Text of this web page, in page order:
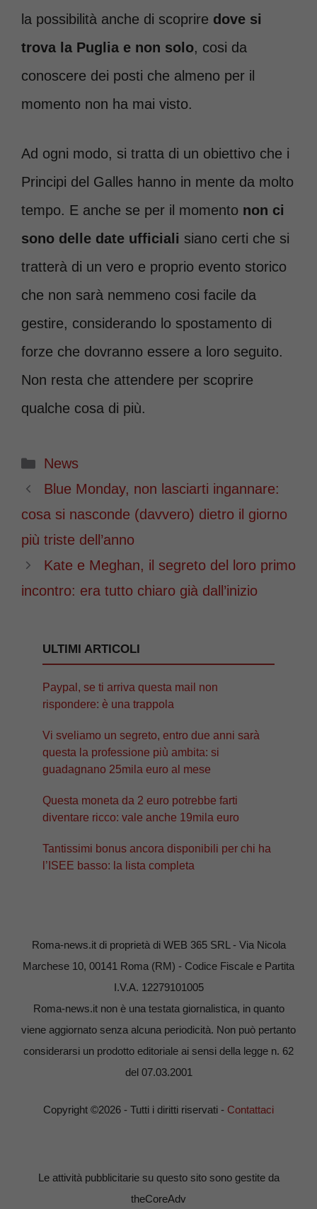
la possibilità anche di scoprire dove si
trova la Puglia e non solo, cosi da
conoscere dei posti che almeno per il
momento non ha mai visto.
Ad ogni modo, si tratta di un obiettivo che i
Principi del Galles hanno in mente da molto
tempo. E anche se per il momento non ci
sono delle date ufficiali siano certi che si
tratterà di un vero e proprio evento storico
che non sarà nemmeno cosi facile da
gestire, considerando lo spostamento di
forze che dovranno essere a loro seguito.
Non resta che attendere per scoprire
qualche cosa di più.
Categorie
News
Blue Monday, non lasciarti ingannare:
cosa si nasconde (davvero) dietro il giorno
più triste dell’anno
Kate e Meghan, il segreto del loro primo
incontro: era tutto chiaro già dall’inizio
ULTIMI ARTICOLI
Paypal, se ti arriva questa mail non
rispondere: è una trappola
Vi sveliamo un segreto, entro due anni sarà
questa la professione più ambita: si
guadagnano 25mila euro al mese
Questa moneta da 2 euro potrebbe farti
diventare ricco: vale anche 19mila euro
Tantissimi bonus ancora disponibili per chi ha
l’ISEE basso: la lista completa
Roma-news.it di proprietà di WEB 365 SRL - Via Nicola
Marchese 10, 00141 Roma (RM) - Codice Fiscale e Partita
I.V.A. 12279101005
Roma-news.it non è una testata giornalistica, in quanto
viene aggiornato senza alcuna periodicità. Non può pertanto
considerarsi un prodotto editoriale ai sensi della legge n. 62
del 07.03.2001
Copyright ©2026 - Tutti i diritti riservati - Contattaci
Le attività pubblicitarie su questo sito sono gestite da
theCoreAdv